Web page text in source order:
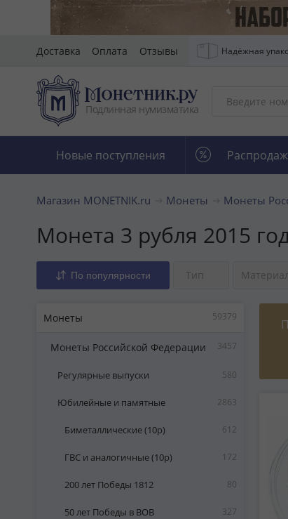
Доставка Оплата Отзывы Надёжная
Подлинная нумизматика
Новые поступления
Магазин MONETNIK.ru Монеты Монеты
Монета 3 рубля 2015
По популярности Тип Материал
Монеты 59379
Монеты Российской Федерации 3457
Регулярные выпуски 580
Юбилейные и памятные 2863
Биметаллические (10р) 612
ГВС и аналогичные (10р) 172
200 лет Победы 1812 80
50 лет Победы в ВОВ 327